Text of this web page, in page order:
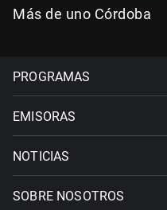
Más de uno Córdoba
PROGRAMAS
EMISORAS
NOTICIAS
SOBRE NOSOTROS